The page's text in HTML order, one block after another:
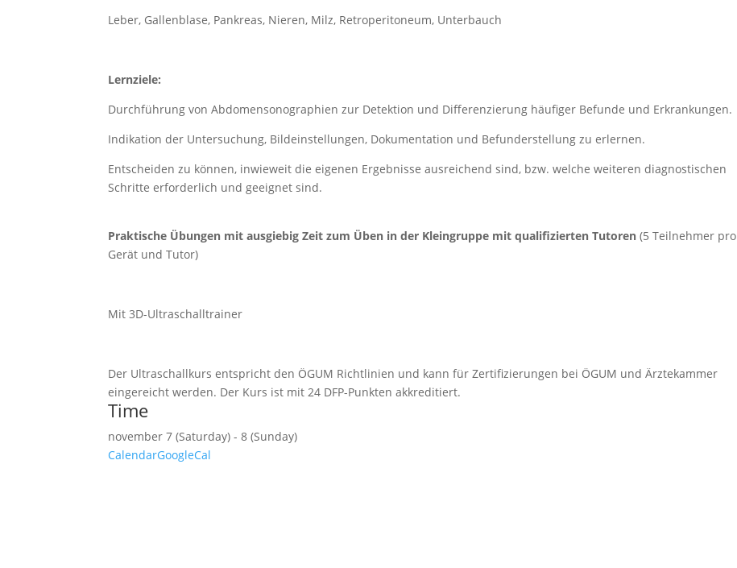
Leber, Gallenblase, Pankreas, Nieren, Milz, Retroperitoneum, Unterbauch
Lernziele:
Durchführung von Abdomensonographien zur Detektion und Differenzierung häufiger Befunde und Erkrankungen.
Indikation der Untersuchung, Bildeinstellungen, Dokumentation und Befunderstellung zu erlernen.
Entscheiden zu können, inwieweit die eigenen Ergebnisse ausreichend sind, bzw. welche weiteren diagnostischen
Schritte erforderlich und geeignet sind.
Praktische Übungen mit ausgiebig Zeit zum Üben in der Kleingruppe mit qualifizierten Tutoren(5 Teilnehmer pro
Gerät und Tutor)
Mit 3D-Ultraschalltrainer
Der Ultraschallkurs entspricht den ÖGUM Richtlinien und kann für Zertifizierungen bei ÖGUM und Ärztekammer
eingereicht werden. Der Kurs ist mit 24 DFP-Punkten akkreditiert.
Time
november 7 (Saturday) - 8 (Sunday)
CalendarGoogleCal